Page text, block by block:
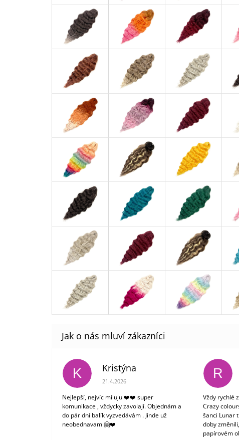
K Kristýna
Hodnocení obchodu je 5 z 5 hvězdiček.
21.4.2026
Nejlepší, nejvíc miluju ❤️❤️ super
komunikace , vždycky zavolají. Objednám a
do pár dní balík vyzvedávám . Jinde už
neobednavam 🤗❤️
R
Vždy rychlé
Crazy
šanci Lunar
doby
papírovém